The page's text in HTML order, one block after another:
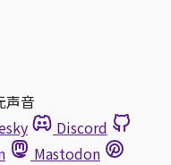
声音
Discord
Mastodon